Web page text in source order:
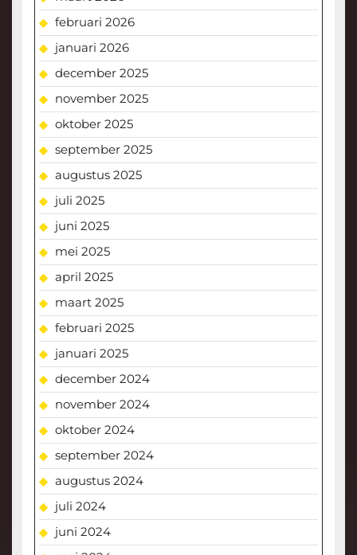
februari 2026
januari 2026
december 2025
november 2025
oktober 2025
september 2025
augustus 2025
juli 2025
juni 2025
mei 2025
april 2025
maart 2025
februari 2025
januari 2025
december 2024
november 2024
oktober 2024
september 2024
augustus 2024
juli 2024
juni 2024